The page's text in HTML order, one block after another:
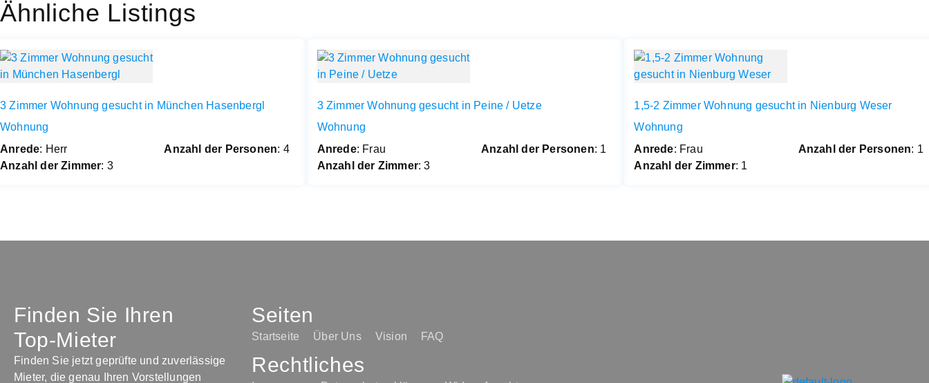
Ähnliche Listings
3 Zimmer Wohnung gesucht in München Hasenbergl
Wohnung
Anrede: Herr Anzahl der Personen: 4
Anzahl der Zimmer: 3
3 Zimmer Wohnung gesucht in Peine / Uetze
Wohnung
Anrede: Frau Anzahl der Personen: 1
Anzahl der Zimmer: 3
1,5-2 Zimmer Wohnung gesucht in Nienburg Weser
Wohnung
Anrede: Frau Anzahl der Personen: 1
Anzahl der Zimmer: 1
Finden Sie Ihren
Top-Mieter
Finden Sie jetzt geprüfte und zuverlässige
Mieter, die genau Ihren Vorstellungen
Seiten
Startseite Über Uns Vision FAQ
Rechtliches